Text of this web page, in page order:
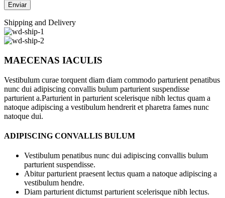
Shipping and Delivery
MAECENAS IACULIS
Vestibulum curae torquent diam diam commodo parturient penatibus
nunc dui adipiscing convallis bulum parturient suspendisse
parturient a.Parturient in parturient scelerisque nibh lectus quam a
natoque adipiscing a vestibulum hendrerit et pharetra fames nunc
natoque dui.
ADIPISCING CONVALLIS BULUM
Vestibulum penatibus nunc dui adipiscing convallis bulum
parturient suspendisse.
Abitur parturient praesent lectus quam a natoque adipiscing a
vestibulum hendre.
Diam parturient dictumst parturient scelerisque nibh lectus.